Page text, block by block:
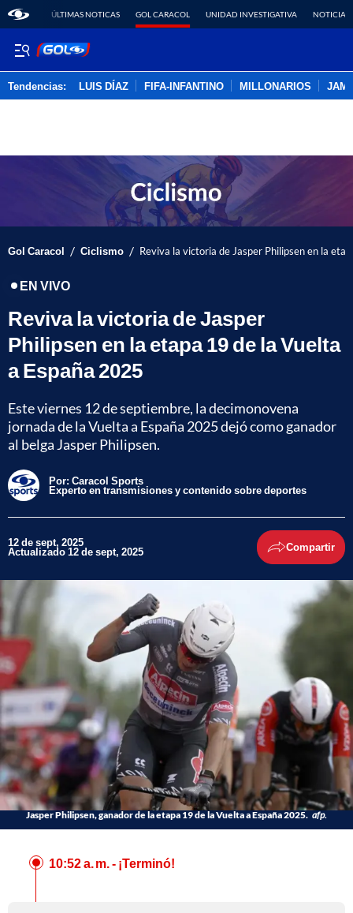
ÚLTIMAS NOTICAS GOL CARACOL UNIDAD INVESTIGATIVA NOTICIAS
Tendencias: LUIS DÍAZ FIFA-INFANTINO MILLONARIOS
Gol Caracol / Ciclismo / Reviva la victoria de Jasper Philipsen en la
EN VIVO
Reviva la victoria de Jasper
Philipsen en la etapa 19 de la Vuelta
a España 2025
Este viernes 12 de septiembre, la decimonovena
jornada de la Vuelta a España 2025 dejó como ganador
al belga Jasper Philipsen.
Por: Caracol Sports
Experto en transmisiones y contenido sobre deportes
12 de sept, 2025
Actualizado 12 de sept, 2025 Compartir
Jasper Philipsen, ganador de la etapa 19 de la Vuelta a España 2025. afp.
10:52 a. m.- ¡Terminó!